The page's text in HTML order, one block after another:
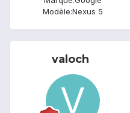
Modèle:Nexus 5
valoch